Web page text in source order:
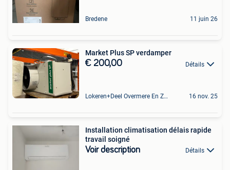
Bredene 11 juin 26
Market Plus SP verdamper
€ 200,00 Détails
Lokeren+Deel Overmere En Zele 16 nov. 25
Installation climatisation délais rapide
travail soigné
Voir description Détails